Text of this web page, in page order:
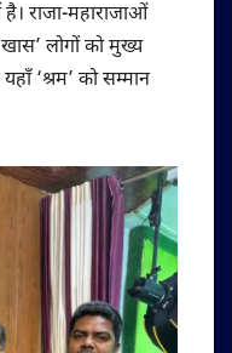
राजा-महाराजाओं
लोगों को मुख्य
‘श्रम’ को सम्मान